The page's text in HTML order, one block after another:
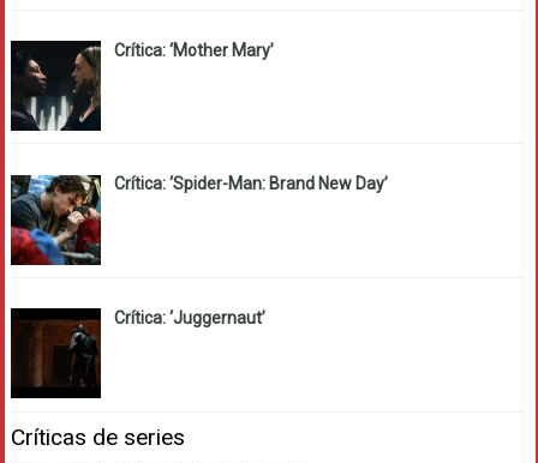
Crítica: ‘Mother Mary’
Crítica: ‘Spider-Man: Brand New Day’
Crítica: ‘Juggernaut’
Críticas de series